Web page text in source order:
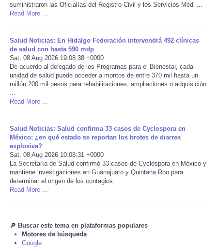
Ciencia
Deportes
EEUU
Especiales
Negocios
Salud
Tecnologia
CATEGORIES
suministraron las Oficialías del Registro Civil y los Servicios Médi ...
Read More ...
Salud Noticias: En Hidalgo Federación intervendrá 492 clínicas
de salud con hasta 590 mdp
Sat, 08 Aug 2026 19:08:38 +0000
De acuerdo al delegado de los Programas para el Bienestar, cada
unidad de salud puede acceder a montos de entre 370 mil hasta un
millón 200 mil pesos para rehabilitaciones, ampliaciones o adquisición
Read More ...
Salud Noticias: Salud confirma 33 casos de Cyclospora en
México: ¿en qué estado se reportan los brotes de diarrea
explosiva?
Sat, 08 Aug 2026 10:08:31 +0000
La Secretaría de Salud confirmó 33 casos de Cyclospora en México y
mantiene investigaciones en Guanajuato y Quintana Roo para
determinar el origen de los contagios.
Read More ...
🔎 Buscar este tema en plataformas populares
Motores de búsqueda
Google